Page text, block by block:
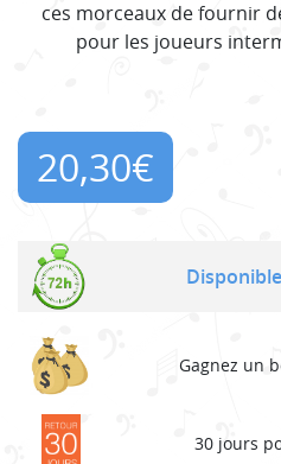
ces morceaux de fournir
pour les joueurs
20,30€
Gagnez un
30 jours